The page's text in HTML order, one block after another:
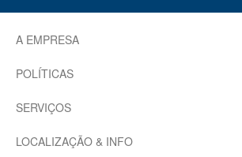
A EMPRESA
POLÍTICAS
SERVIÇOS
LOCALIZAÇÃO & INFO